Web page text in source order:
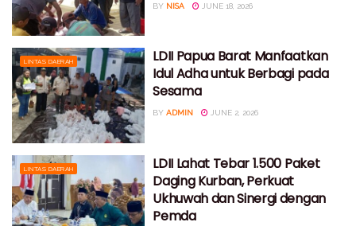
BY NISA JUNE 18, 2026
LINTAS DAERAH
LDII Papua Barat Manfaatkan
Idul Adha untuk Berbagi pada
Sesama
BY ADMIN JUNE 2, 2026
LINTAS DAERAH
LDII Lahat Tebar 1.500 Paket
Daging Kurban, Perkuat
Ukhuwah dan Sinergi dengan
Pemda